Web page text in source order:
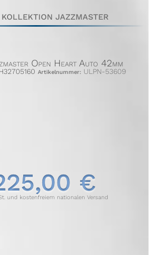
KOLLEKTION JAZZMASTER
Open Heart Auto 42mm
Artikelnummer:ULPN-53609
€
und kostenfreiem nationalen Versand